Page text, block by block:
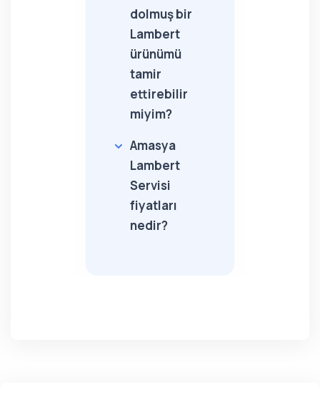
dolmuş bir
Lambert
ürünümü
tamir
ettirebilir
miyim?
Amasya
Lambert
Servisi
fiyatları
nedir?